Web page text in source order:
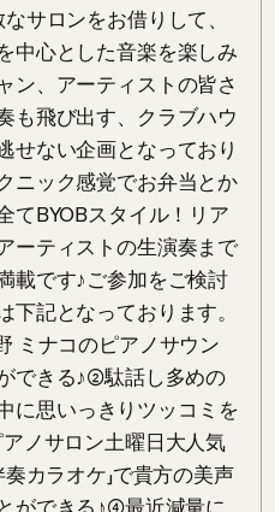
サロンをお借りして、
中心とした音楽を楽しみ
ン、アーティストの皆さ
も飛び出す、クラブハウ
せない企画となっており
ニック感覚でお弁当とか
てBYOBスタイル！リア
ーティストの生演奏まで
載です♪ご参加をご検討
下記となっております。
ミナコのピアノサウン
できる♪②駄話し多めの
に思いっきりツッコミを
ノサロン土曜日大人気
カラオケ」で貴方の美声
ができる♪④最近減量に